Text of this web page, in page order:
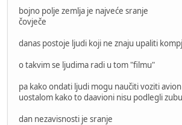
bojno polje zemlja je najveće sranje
čovječe
danas postoje ljudi koji ne znaju upaliti
o takvim se ljudima radi u tom "filmu"
pa kako ondati ljudi mogu naučiti voziti
uostalom kako to daavioni nisu podlegli
dan nezavisnosti je sranje